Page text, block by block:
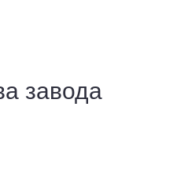
завода